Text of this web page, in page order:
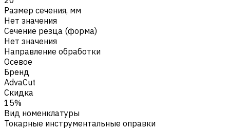
Размер сечения, мм
Нет значения
Сечение резца (форма)
Нет значения
Направление обработки
Осевое
Бренд
AdvaCut
Скидка
15%
Вид номенклатуры
Токарные инструментальные оправки